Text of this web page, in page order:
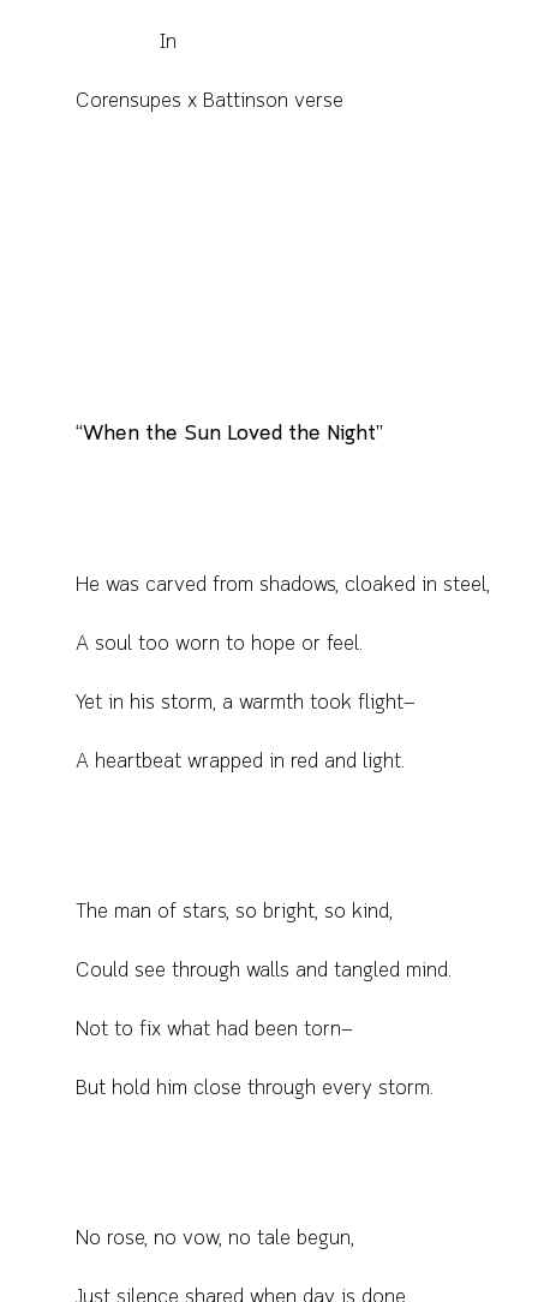
In
Corensupes x Battinson verse
“When the Sun Loved the Night”
He was carved from shadows, cloaked in steel,
A soul too worn to hope or feel.
Yet in his storm, a warmth took flight—
A heartbeat wrapped in red and light.
The man of stars, so bright, so kind,
Could see through walls and tangled mind.
Not to fix what had been torn—
But hold him close through every storm.
No rose, no vow, no tale begun,